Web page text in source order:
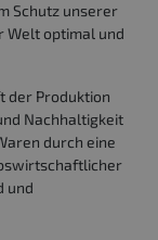
Schutz unserer
Welt optimal und
der Produktion
Nachhaltigkeit
durch eine
und